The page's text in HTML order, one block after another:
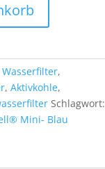
Wasserfilter,
,Aktivkohle,
Schlagwort:
Mini- Blau